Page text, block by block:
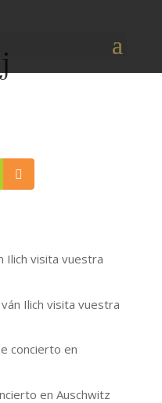
Ilich visita vuestra
Ilich visita vuestra
concierto en
en Auschwitz